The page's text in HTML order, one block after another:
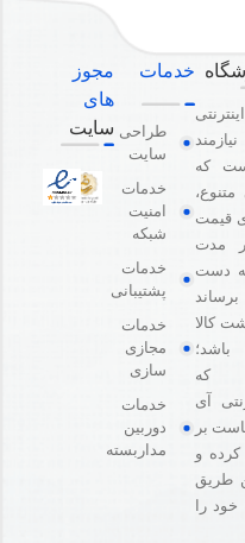
که
متنوع،
قیمت
مدت
دست
کالا
که
آی
بر
و
طریق
را
خدمات
طراحی
سایت
خدمات
امنیت
شبکه
خدمات
پشتیبانی
خدمات
مجازی
سازی
خدمات
دوربین
مداربسته
مجوز
های
سایت